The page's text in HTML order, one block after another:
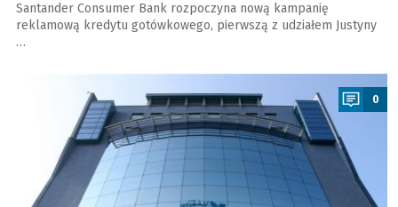
Santander Consumer Bank rozpoczyna nową kampanię
reklamową kredytu gotówkowego, pierwszą z udziałem Justyny
…
0